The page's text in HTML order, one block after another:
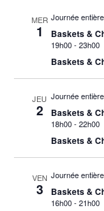
MER
1
Journée entière
Baskets &
19h00- 23h00
Baskets &
JEU
2
Journée entière
Baskets &
18h00- 22h00
Baskets &
VEN
3
Journée entière
Baskets &
16h00- 21h00